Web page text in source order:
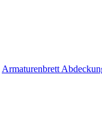
Armaturenbrett